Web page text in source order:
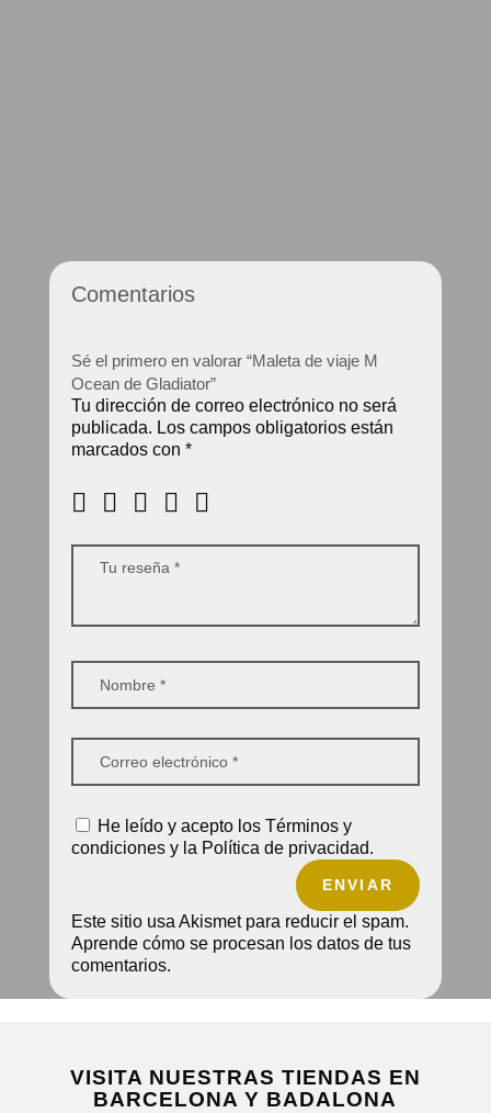
Comentarios
Sé el primero en valorar “Maleta de viaje M
Ocean de Gladiator”
Tu dirección de correo electrónico no será
publicada. Los campos obligatorios están
marcados con *
He leído y acepto los Términos y
condiciones y la Política de privacidad.
ENVIAR
Este sitio usa Akismet para reducir el spam.
Aprende cómo se procesan los datos de tus
comentarios.
VISITA NUESTRAS TIENDAS EN
BARCELONA Y BADALONA